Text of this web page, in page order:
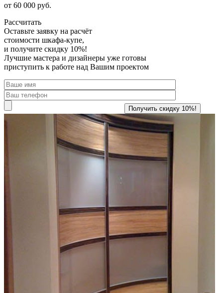
от 60 000 руб.
Рассчитать
Оставьте заявку на расчёт
стоимости шкафа-купе,
и получите скидку 10%!
Лучшие мастера и дизайнеры уже готовы
приступить к работе над Вашим проектом